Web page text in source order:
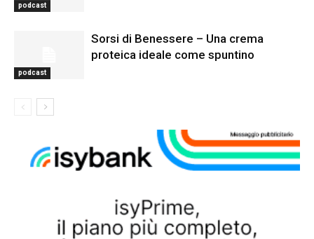
podcast
podcast
Sorsi di Benessere – Una crema
proteica ideale come spuntino